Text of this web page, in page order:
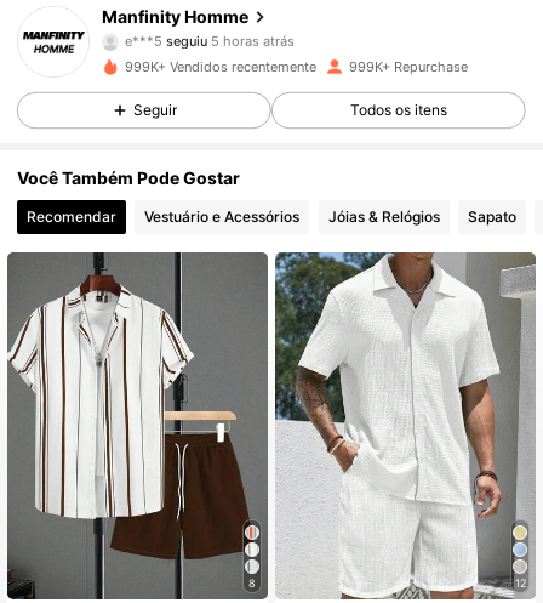
Manfinity Homme
e***5seguiu5 horas atrás
B***a está a navegar
4,86
607K Seguidores
4,86
4,86 607K Seguidores
4,86 607K Seguidores
4,86 607K Seguidores
4,86 607K Seguidores
999K+ Vendidos recentemente 999K+ Repurchase
Seguir Todos os itens
Você Também Pode Gostar
Recomendar Vestuário e Acessórios Jóias & Relógios Sapato
8 12